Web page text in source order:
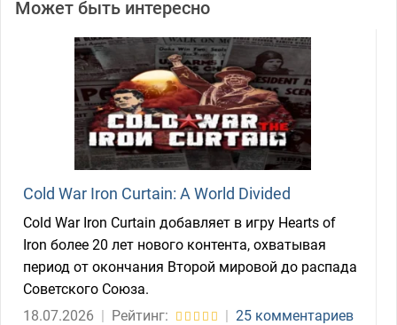
Может быть интересно
Cold War Iron Curtain: A World Divided
Cold War Iron Curtain добавляет в игру Hearts of
Iron более 20 лет нового контента, охватывая
период от окончания Второй мировой до распада
Советского Союза.
18.07.2026 | Рейтинг: | 25 комментариев